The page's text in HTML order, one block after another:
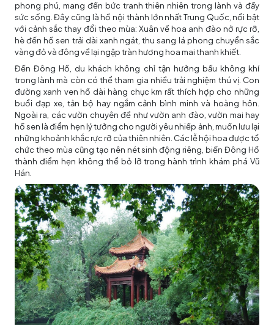
phong phú, mang đến bức tranh thiên nhiên trong lành và đầy
sức sống. Đây cũng là hồ nội thành lớn nhất Trung Quốc, nổi bật
với cảnh sắc thay đổi theo mùa: Xuân về hoa anh đào nở rực rỡ,
hè đến hồ sen trải dài xanh ngát, thu sang lá phong chuyển sắc
vàng đỏ và đông về lại ngập tràn hương hoa mai thanh khiết.
Đến Đông Hồ, du khách không chỉ tận hưởng bầu không khí
trong lành mà còn có thể tham gia nhiều trải nghiệm thú vị. Con
đường xanh ven hồ dài hàng chục km rất thích hợp cho những
buổi đạp xe, tản bộ hay ngắm cảnh bình minh và hoàng hôn.
Ngoài ra, các vườn chuyên đề như vườn anh đào, vườn mai hay
hồ sen là điểm hẹn lý tưởng cho người yêu nhiếp ảnh, muốn lưu lại
những khoảnh khắc rực rỡ của thiên nhiên. Các lễ hội hoa được tổ
chức theo mùa cũng tạo nên nét sinh động riêng, biến Đông Hồ
thành điểm hẹn không thể bỏ lỡ trong hành trình khám phá Vũ
Hán.